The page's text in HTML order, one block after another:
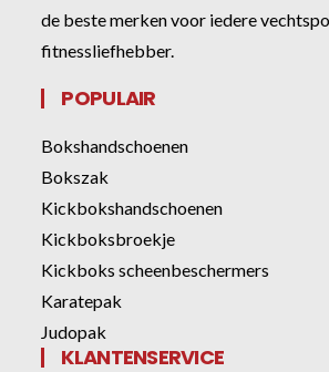
de beste merken voor iedere
fitnessliefhebber.
POPULAIR
Bokshandschoenen
Bokszak
Kickbokshandschoenen
Kickboksbroekje
Kickboks scheenbeschermers
Karatepak
Judopak
KLANTENSERVICE